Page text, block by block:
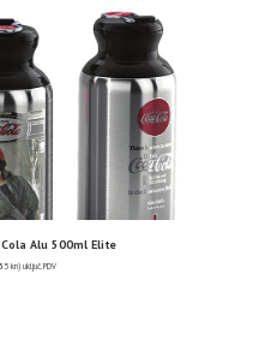
Alu 500ml Elite
kn) uključ. PDV